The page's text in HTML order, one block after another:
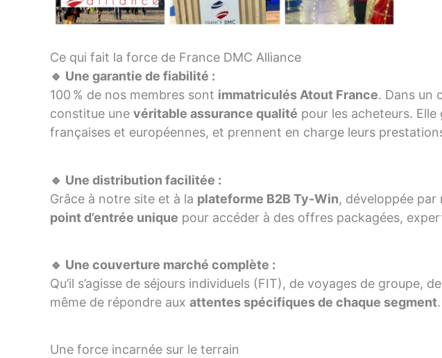
Ce qui fait la force de France DMC Alliance
🔹 Une garantie de fiabilité :
100 % de nos membres sont immatriculés Atout France. Dans un
constitue une véritable assurance qualité pour les acheteurs.
françaises et européennes, et prennent en charge leurs
🔹 Une distribution facilitée :
Grâce à notre site et à la plateforme B2B Ty-Win, développée
point d’entrée unique pour accéder à des offres packagées,
🔹 Une couverture marché complète :
Qu’il s’agisse de séjours individuels (FIT), de voyages de groupe,
même de répondre aux attentes spécifiques de chaque segment.
Une force incarnée sur le terrain